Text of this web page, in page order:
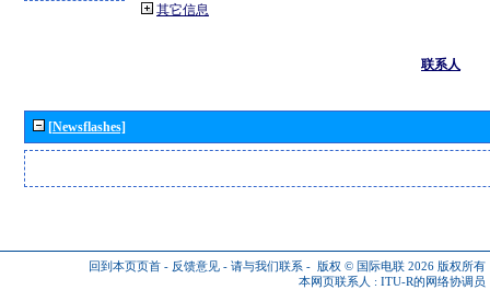
其它信息
联系人
[Newsflashes]
回到本页页首 - 反馈意见 - 请与我们联系 - 版权 © 国际电联 2026 版权所有
本网页联系人 : ITU-R的网络协调员